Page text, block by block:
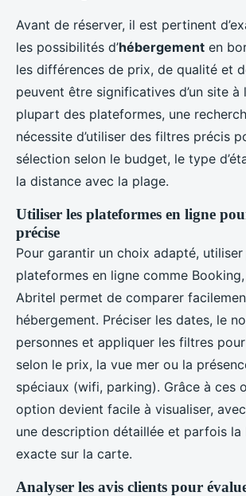
Avant de réserver, il est pertinent
les possibilités d’hébergement en
les différences de prix, de qualité et
peuvent être significatives d’un site à
plupart des plateformes, une
nécessite d’utiliser des filtres précis
sélection selon le budget, le type
la distance avec la plage.
Utiliser les plateformes en ligne
précise
Pour garantir un choix adapté, utiliser
plateformes en ligne comme
Abritel permet de comparer
hébergement. Préciser les dates, le
personnes et appliquer les filtres
selon le prix, la vue mer ou la
spéciaux (wifi, parking). Grâce à ces
option devient facile à visualiser,
une description détaillée et parfois la
exacte sur la carte.
Analyser les avis clients pour